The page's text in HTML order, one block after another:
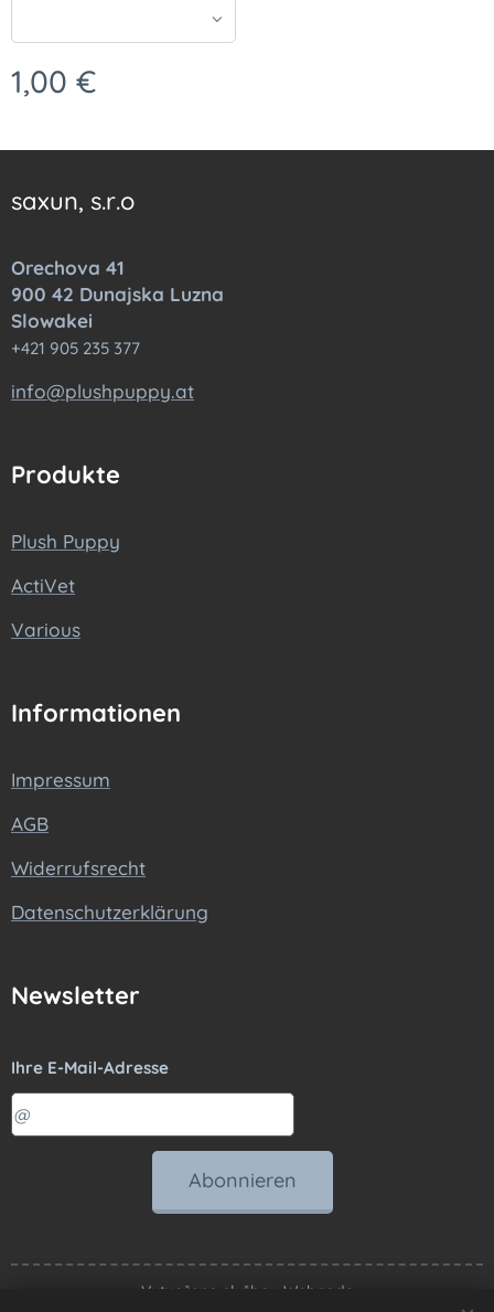
1,00 €
saxun, s.r.o
Orechova 41
900 42 Dunajska Luzna
Slowakei
+421 905 235 377
info@plushpuppy.at
Produkte
Plush Puppy
ActiVet
Various
Informationen
Impressum
AGB
Widerrufsrecht
Datenschutzerklärung
Newsletter
Ihre E-Mail-Adresse
Abonnieren
Vytvořeno službou Webnode